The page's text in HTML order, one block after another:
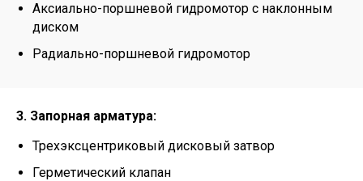
Аксиально-поршневой гидромотор с наклонным
диском
Радиально-поршневой гидромотор
3. Запорная арматура:
Трехэксцентриковый дисковый затвор
Герметический клапан